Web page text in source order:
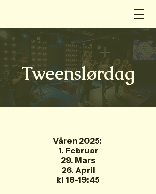
Tweenslørdag
Våren 2025:
1. Februar
29. Mars
26. April
kl 18-19:45